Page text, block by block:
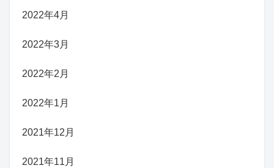
2022年4月
2022年3月
2022年2月
2022年1月
2021年12月
2021年11月